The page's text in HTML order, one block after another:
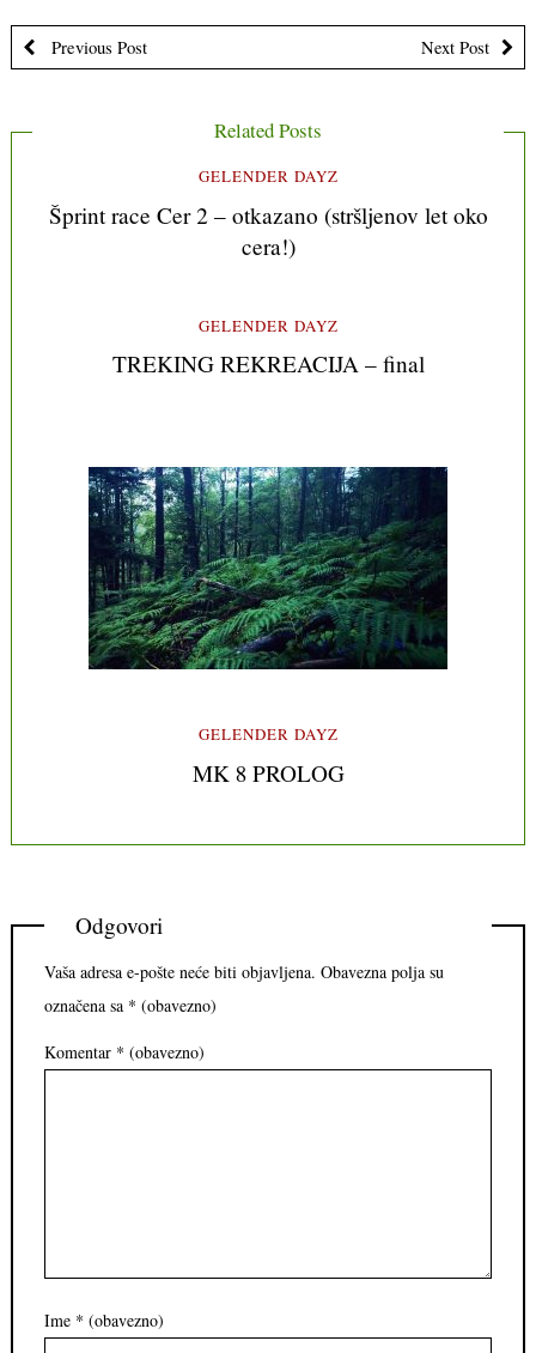
Previous Post Next Post
Related Posts
GELENDER DAYZ
Šprint race Cer 2 – otkazano (stršljenov let oko
cera!)
GELENDER DAYZ
TREKING REKREACIJA – final
GELENDER DAYZ
MK 8 PROLOG
Odgovori
Vaša adresa e-pošte neće biti objavljena. Obavezna polja su
označena sa * (obavezno)
Komentar * (obavezno)
Ime * (obavezno)